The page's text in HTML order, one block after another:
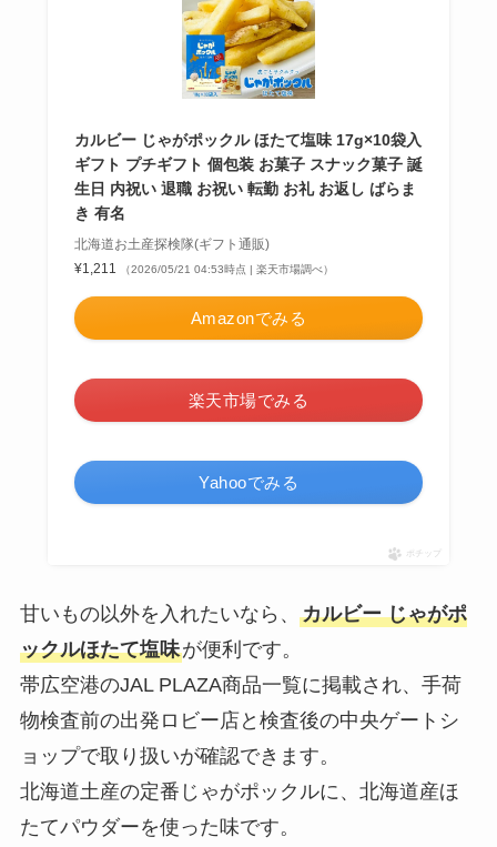
カルビー じゃがポックル ほたて塩味 17g×10袋入
ギフト プチギフト 個包装 お菓子 スナック菓子 誕
生日 内祝い 退職 お祝い 転勤 お礼 お返し ばらま
き 有名
北海道お土産探検隊(ギフト通販)
¥1,211
（2026/05/21 04:53時点 | 楽天市場調べ）
Amazonでみる
楽天市場でみる
Yahooでみる
ポチップ
甘いもの以外を入れたいなら、 カルビー じゃがポ
ックルほたて塩味が便利です。
帯広空港のJAL PLAZA商品一覧に掲載され、手荷
物検査前の出発ロビー店と検査後の中央ゲートシ
ョップで取り扱いが確認できます。
北海道土産の定番じゃがポックルに、北海道産ほ
たてパウダーを使った味です。